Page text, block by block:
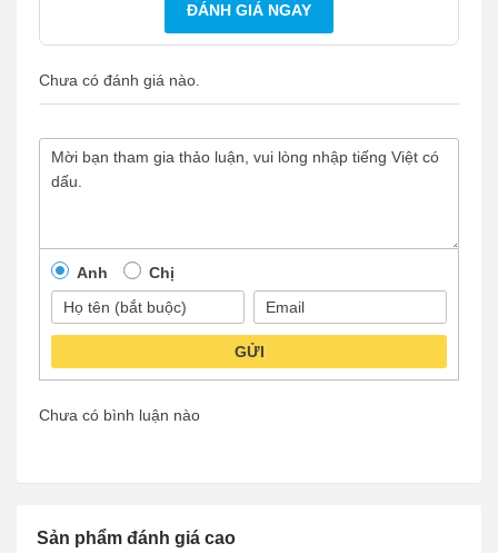
ĐÁNH GIÁ NGAY
Chưa có đánh giá nào.
Anh Chị
GỬI
Chưa có bình luận nào
Sản phẩm đánh giá cao